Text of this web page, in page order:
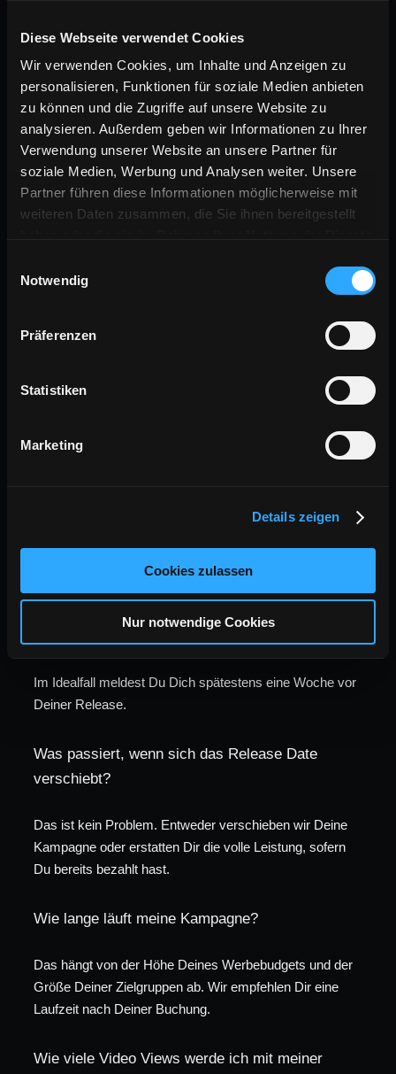
Diese Webseite verwendet Cookies
Wir verwenden Cookies, um Inhalte und Anzeigen zu
personalisieren, Funktionen für soziale Medien anbieten
zu können und die Zugriffe auf unsere Website zu
analysieren. Außerdem geben wir Informationen zu Ihrer
Verwendung unserer Website an unsere Partner für
soziale Medien, Werbung und Analysen weiter. Unsere
Partner führen diese Informationen möglicherweise mit
weiteren Daten zusammen, die Sie ihnen bereitgestellt
Notwendig
Präferenzen
Statistiken
Marketing
Details zeigen
Cookies zulassen
Nur notwendige Cookies
nur neue Aufrufe, sondern auch Subscriber und weitere
Interaktionen, wie Likes und Kommentare oder Playlist-Adds
1. Kampagne buchen
2. YouTube Video übermitteln
3. Kanal verknüpfen
Unsere erste gemeinsame Kampagne
Bereit für den nächsten Schritt? Starte jetzt deine Reise mit
Evertisy und entdecke, wie wir deine Muskkarriere auf die
Häufig gestellte fragen
Im Idealfall meldest Du Dich spätestens eine Woche vor
Deiner Release.
Was passiert, wenn sich das Release Date
verschiebt?
Das ist kein Problem. Entweder verschieben wir Deine
Kampagne oder erstatten Dir die volle Leistung, sofern
Du bereits bezahlt hast.
Wie lange läuft meine Kampagne?
Das hängt von der Höhe Deines Werbebudgets und der
Größe Deiner Zielgruppen ab. Wir empfehlen Dir eine
Laufzeit nach Deiner Buchung.
Wie viele Video Views werde ich mit meiner